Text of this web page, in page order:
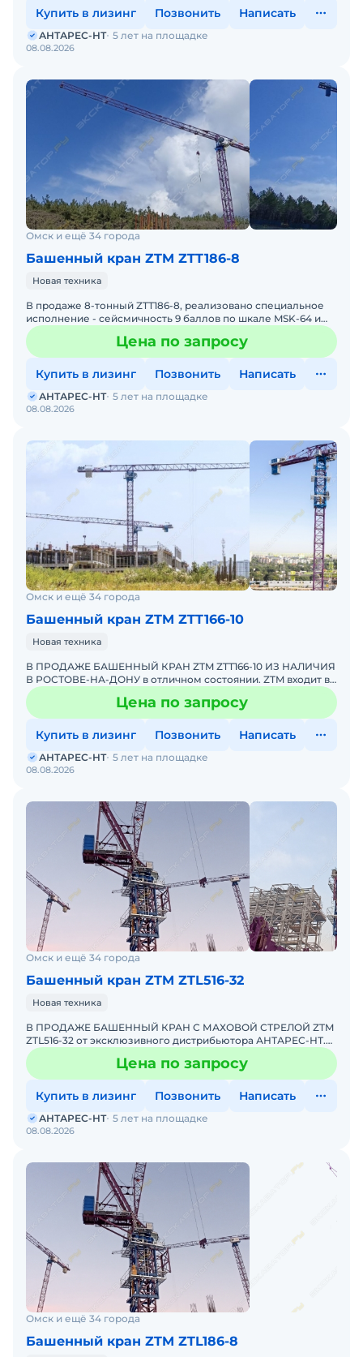
Купить в лизинг Позвонить Написать
08.08.2026
АНТАРЕС-НТ 5 лет на площадке
Омск и ещё 34 города
Башенный кран ZTM ZTT186-8
Новая техника
В продаже 8-тонный ZTT186-8, реализовано специальное
исполнение - сейсмичность 9 баллов по шкале MSK-64 и
особый ветровой район. АНТАРЕС-НТ предлагает к
покупке
Цена по запросу
Купить в лизинг Позвонить Написать
08.08.2026
АНТАРЕС-НТ 5 лет на площадке
Омск и ещё 34 города
Башенный кран ZTM ZTT166-10
Новая техника
В ПРОДАЖЕ БАШЕННЫЙ КРАН ZTM ZTT166-10 ИЗ НАЛИЧИЯ
В РОСТОВЕ-НА-ДОНУ в отличном состоянии. ZTM входит в
ТОП-10 мировых производителей башенных кранов.
Башенный к
Цена по запросу
Купить в лизинг Позвонить Написать
08.08.2026
АНТАРЕС-НТ 5 лет на площадке
Омск и ещё 34 города
Башенный кран ZTM ZTL516-32
Новая техника
В ПРОДАЖЕ БАШЕННЫЙ КРАН С МАХОВОЙ СТРЕЛОЙ ZTM
ZTL516-32 от эксклюзивного дистрибьютора АНТАРЕС-НТ.
ZTM входит в ТОП-10 мировых производителей башенных
кранов. К
Цена по запросу
Купить в лизинг Позвонить Написать
08.08.2026
АНТАРЕС-НТ 5 лет на площадке
Омск и ещё 34 города
Башенный кран ZTM ZTL186-8